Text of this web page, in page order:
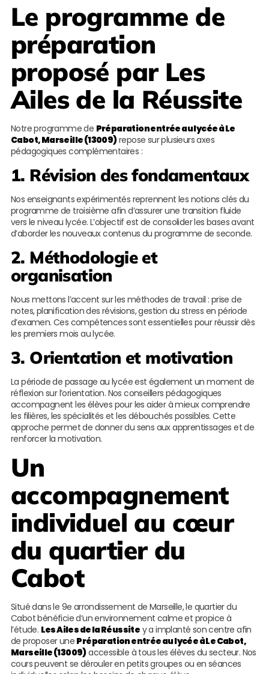
Le programme de
préparation
proposé par Les
Ailes de la Réussite
Notre programme de Préparation entrée au lycée à Le
Cabot, Marseille (13009)repose sur plusieurs axes
pédagogiques complémentaires :
1. Révision des fondamentaux
Nos enseignants expérimentés reprennent les notions clés du
programme de troisième afin d’assurer une transition fluide
vers le niveau lycée. L’objectif est de consolider les bases avant
d’aborder les nouveaux contenus du programme de seconde.
2. Méthodologie et
organisation
Nous mettons l’accent sur les méthodes de travail : prise de
notes, planification des révisions, gestion du stress en période
d’examen. Ces compétences sont essentielles pour réussir dès
les premiers mois au lycée.
3. Orientation et motivation
La période de passage au lycée est également un moment de
réflexion sur l’orientation. Nos conseillers pédagogiques
accompagnent les élèves pour les aider à mieux comprendre
les filières, les spécialités et les débouchés possibles. Cette
approche permet de donner du sens aux apprentissages et de
renforcer la motivation.
Un
accompagnement
individuel au cœur
du quartier du
Cabot
Situé dans le 9e arrondissement de Marseille, le quartier du
Cabot bénéficie d’un environnement calme et propice à
l’étude. Les Ailes de la Réussite y a implanté son centre afin
de proposer une Préparation entrée au lycée à Le Cabot,
Marseille (13009)accessible à tous les élèves du secteur. Nos
cours peuvent se dérouler en petits groupes ou en séances